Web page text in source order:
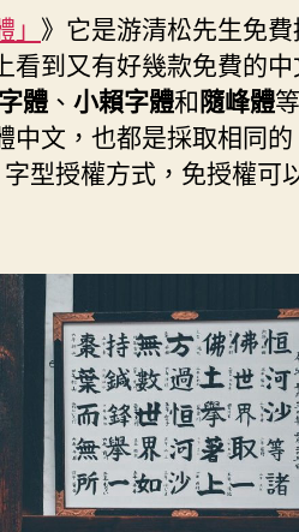
日
期》它是游清松先生免
看到又有好幾款免費的
體 、 小賴字體和隨峰體
中文，也都是採取相同的
型授權方式，免授權可